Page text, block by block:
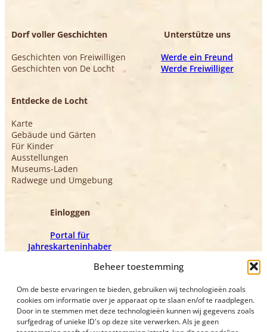
Beheer toestemming
Om de beste ervaringen te bieden, gebruiken wij technologieën zoals
cookies om informatie over je apparaat op te slaan en/of te raadplegen.
Door in te stemmen met deze technologieën kunnen wij gegevens zoals
surfgedrag of unieke ID's op deze site verwerken. Als je geen
Dorf voller Geschichten
Geschichten von Freiwilligen
Geschichten von De Locht
Entdecke de Locht
Karte
Gebäude und Gärten
Für Kinder
Ausstellungen
Museums-Laden
Radwege und Umgebung
Unterstütze uns
Werde ein Freund
Werde Freiwilliger
Einloggen
Portal für
Jahreskarteninhaber